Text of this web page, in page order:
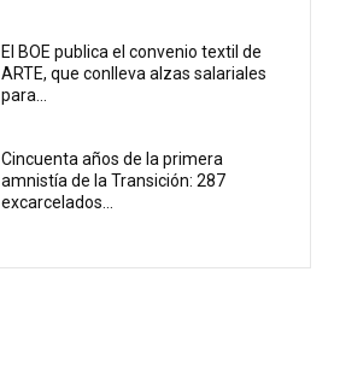
El BOE publica el convenio textil de
ARTE, que conlleva alzas salariales
para...
Cincuenta años de la primera
amnistía de la Transición: 287
excarcelados...